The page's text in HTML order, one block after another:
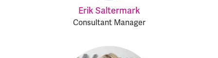
Erik Saltermark
Consultant Manager